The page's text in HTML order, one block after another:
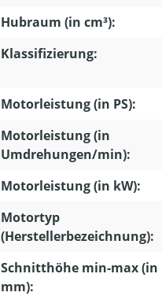
Hubraum (in cm³):
Klassifizierung:
Motorleistung (in PS):
Motorleistung (in
Umdrehungen/min):
Motorleistung (in kW):
Motortyp
(Herstellerbezeichnung):
Schnitthöhe min-max (in
mm):